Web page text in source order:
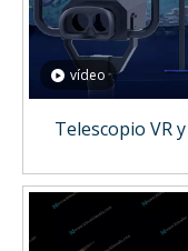
vídeo
Telescopio VR y